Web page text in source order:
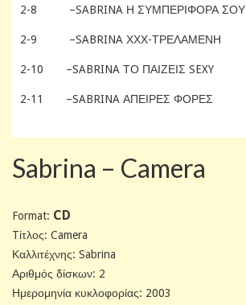
2-8 –SABRINA Η ΣΥΜΠΕΡΙΦΟΡΆ ΣΟΥ
2-9 –SABRINA ΧΧΧ-ΤΡΕΛΑΜΈΝΗ
2-10 –SABRINA ΤΟ ΠΑΊΖΕΙΣ SEXY
2-11 –SABRINA ΆΠΕΙΡΕΣ ΦΟΡΈΣ
Sabrina ‎– Camera
Format: CD
Tίτλος: Camera
Καλλιτέχνης: Sabrina
Αριθμός δίσκων: 2
Ημερομηνία κυκλοφορίας: 2003